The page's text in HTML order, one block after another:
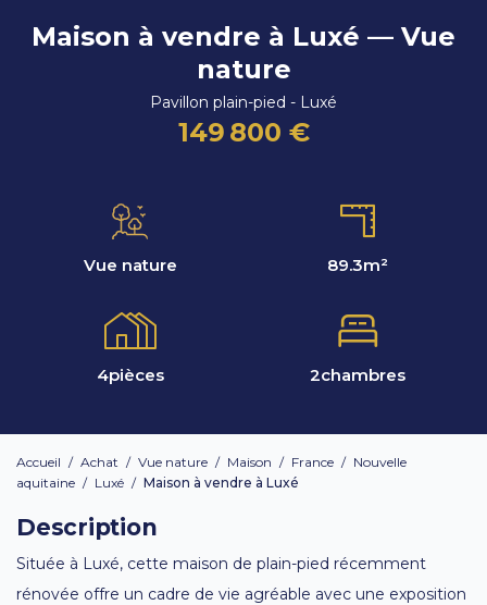
Maison à vendre à Luxé — Vue
nature
Pavillon plain-pied - Luxé
149 800 €
Vue nature 89.3m²
4pièces 2chambres
Accueil / Achat / Vue nature / Maison / France / Nouvelle
aquitaine / Luxé / Maison à vendre à Luxé
Description
Située à Luxé, cette maison de plain-pied récemment
rénovée offre un cadre de vie agréable avec une exposition